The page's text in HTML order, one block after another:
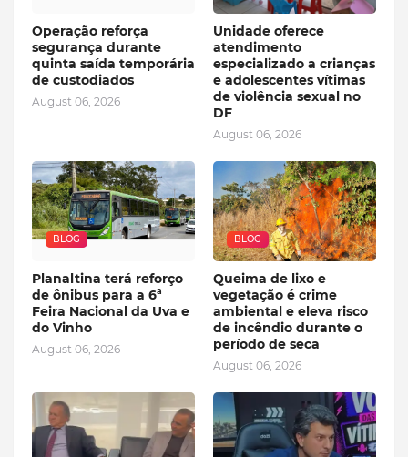
Operação reforça
segurança durante
quinta saída temporária
de custodiados
August 06, 2026
Unidade oferece
atendimento
especializado a crianças
e adolescentes vítimas
de violência sexual no
DF
August 06, 2026
BLOG
Planaltina terá reforço
de ônibus para a 6ª
Feira Nacional da Uva e
do Vinho
August 06, 2026
BLOG
Queima de lixo e
vegetação é crime
ambiental e eleva risco
de incêndio durante o
período de seca
August 06, 2026